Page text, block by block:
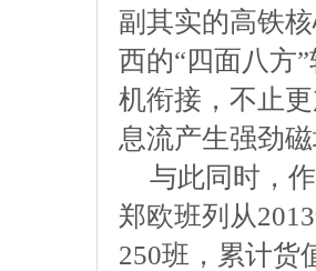
副其实的高铁
西的“四面八方
机衔接，不止
息流产生强劲
与此同时，
郑欧班列从
250班，累计货